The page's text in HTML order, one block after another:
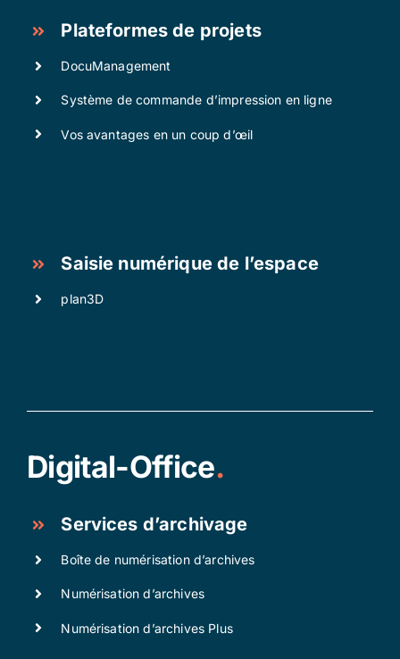
Plateformes de projets
DocuManagement
Système de commande d’impression en ligne
Vos avantages en un coup d’œil
Saisie numérique de l’espace
plan3D
Digital-Office.
Services d’archivage
Boîte de numérisation d’archives
Numérisation d’archives
Numérisation d’archives Plus